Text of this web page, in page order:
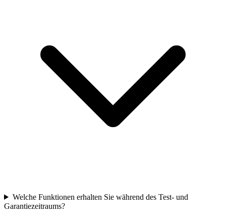
Welche Funktionen erhalten Sie während des Test- und
Garantiezeitraums?